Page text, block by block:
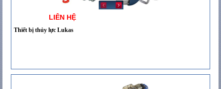
LIÊN HỆ
Thiết bị thủy lực Lukas